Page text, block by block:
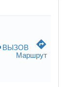
ВЫЗОВ directions
Маршрут